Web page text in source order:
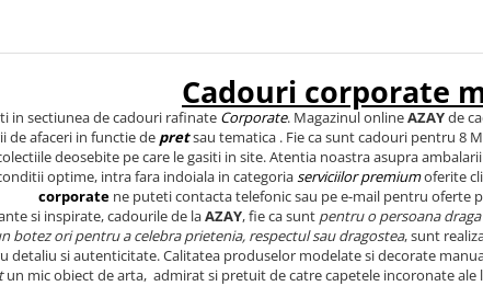
Cadouri corporate
in sectiunea de cadouri rafinate Corporate. Magazinul onlineAZAYde
de afaceri in functie de pretsau tematica . Fie ca sunt cadouri pentru 8
deosebite pe care le gasiti in site. Atentia noastra asupra
optime, intra fara indoiala in categoriaserviciilor premiumoferite
corporate ne puteti contacta telefonic sau pe e-mail pentru oferte
si inspirate, cadourile de laAZAY, fie ca sunt pentru o persoana
botez ori pentru a celebra prietenia, respectul sau dragostea, sunt
detaliu si autenticitate. Calitatea produselor modelate si decorate
un mic obiect de arta, admirat si pretuit de catre capetele incoronate